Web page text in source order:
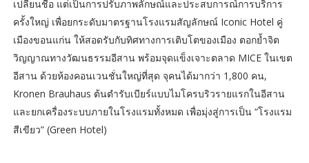
เปลี่ยนชื่อ แต่เป็นการปรับภาพลักษณ์และประสบการณ์การบริการ
ครั้งใหญ่ เพื่อยกระดับมาตรฐานโรงแรมสัญลักษณ์ Iconic Hotel คู่
เมืองขอนแก่น ให้สอดรับกับทิศทางการเติบโตของเมือง ตอกย้ำจิต
วิญญาณทางวัฒนธรรมอีสาน พร้อมจุดแข็งเจาะตลาด MICE ในเขต
อีสาน ด้วยห้องคอนเวนชั่นใหญ่ที่สุด จุคนได้มากว่า 1,800 คน,
Kronen Brauhaus ต้นตำรับเบียร์แบบไมโครบริวรายแรกในอีสาน
และยกเครื่องระบบภายในโรงแรมทั้งหมด เพื่อมุ่งสู่การเป็น “โรงแรม
สีเขียว” (Green Hotel)